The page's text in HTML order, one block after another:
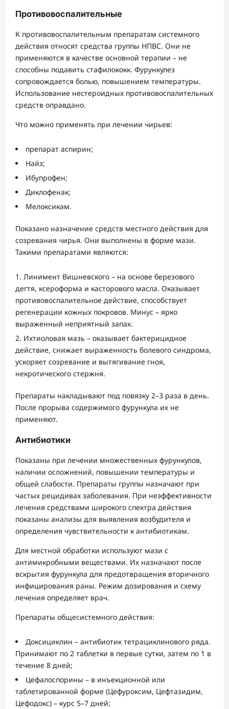
Противовоспалительные
К противовоспалительным препаратам системного
действия относят средства группы НПВС. Они не
применяются в качестве основной терапии – не
способны подавить стафилококк. Фурункулез
сопровождается болью, повышением температуры.
Использование нестероидных противовоспалительных
средств оправдано.
Что можно применять при лечении чирьев:
препарат аспирин;
Найз;
Ибупрофен;
Диклофенак;
Мелоксикам.
Показано назначение средств местного действия для
созревания чирья. Они выполнены в форме мази.
Такими препаратами являются:
Линимент Вишневского – на основе березового
дегтя, ксероформа и касторового масла. Оказывает
противовоспалительное действие, способствует
регенерации кожных покровов. Минус – ярко
выраженный неприятный запах.
Ихтиоловая мазь – оказывает бактерицидное
действие, снижает выраженность болевого синдрома,
ускоряет созревание и вытягивание гноя,
некротического стержня.
Препараты накладывают под повязку 2–3 раза в день.
После прорыва содержимого фурункула их не
применяют.
Антибиотики
Показаны при лечении множественных фурункулов,
наличии осложнений, повышении температуры и
общей слабости. Препараты группы назначают при
частых рецидивах заболевания. При неэффективности
лечения средствами широкого спектра действия
показаны анализы для выявления возбудителя и
определения чувствительности к антибиотикам.
Для местной обработки используют мази с
антимикробными веществами. Их назначают после
вскрытия фурункула для предотвращения вторичного
инфицирования раны. Режим дозирования и схему
лечения определяет врач.
Препараты общесистемного действия:
Доксициклин – антибиотик тетрациклинового ряда.
Принимают по 2 таблетки в первые сутки, затем по 1 в
течение 8 дней;
Цефалоспорины – в инъекционной или
таблетированной форме (Цефуроксим, Цефтазидим,
Цефодокс) – курс 5–7 дней;